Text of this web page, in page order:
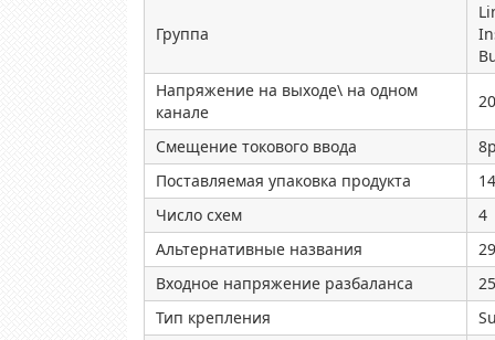
Группа
Напряжение на выходе\ на одном
канале
Смещение токового ввода
Поставляемая упаковка продукта
Число схем
4
Альтернативные названия
Входное напряжение разбаланса
Тип крепления